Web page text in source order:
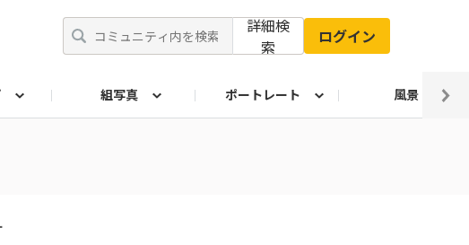
詳細検
索
ログイン
組写真 ポートレート 風景